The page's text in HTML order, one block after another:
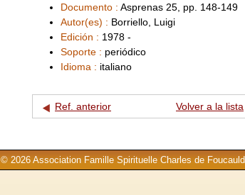
Documento : Asprenas 25, pp. 148-149
Autor(es) : Borriello, Luigi
Edición : 1978 -
Soporte : periódico
Idioma : italiano
Ref. anterior Volver a la lista
© 2026 Association Famille Spirituelle Charles de Foucauld